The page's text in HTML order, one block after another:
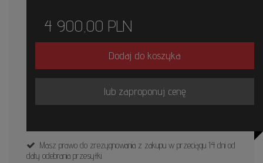
4 900,00 PLN
Dodaj do koszyka
lub zaproponuj cenę
Masz prawo do zrezygnowania z zakupu w przeciągu 14 dni od
daty odebrania przesyłki.